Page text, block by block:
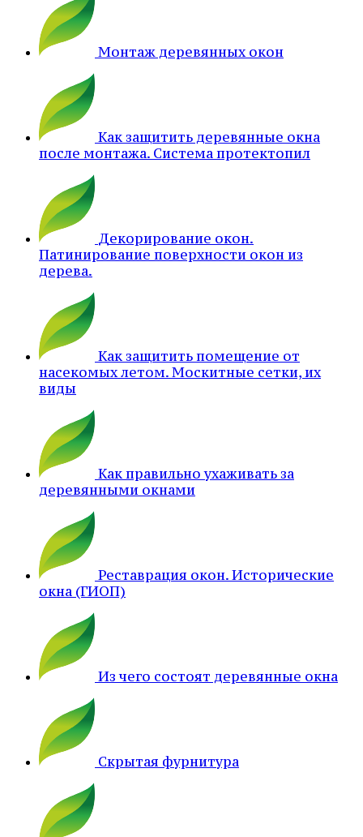
Монтаж деревянных окон
Как защитить деревянные окна
после монтажа. Система протектопил
Декорирование окон.
Патинирование поверхности окон из
дерева.
Как защитить помещение от
насекомых летом. Москитные сетки, их
виды
Как правильно ухаживать за
деревянными окнами
Реставрация окон. Исторические
окна (ГИОП)
Из чего состоят деревянные окна
Скрытая фурнитура